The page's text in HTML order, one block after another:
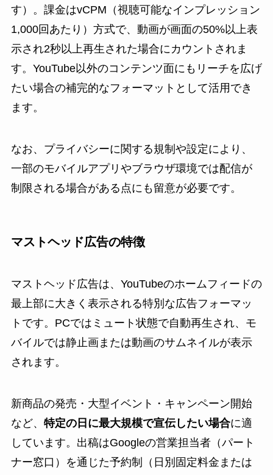
す）。課金はvCPM（視聴可能なインプレッション
1,000回あたり）方式で、動画が画面の50%以上表
示され2秒以上再生された場合にカウントされま
す。YouTube以外のコンテンツ面にもリーチを広げ
たい場合の補完的なフォーマットとして活用でき
ます。
なお、プライバシーに関する規制や設定により、
一部のモバイルアプリやブラウザ環境では配信が
制限される場合がある点にも留意が必要です。
マストヘッド広告の特徴
マストヘッド広告は、YouTubeのホームフィードの
最上部に大きく表示される特別な広告フォーマッ
トです。PCではミュート状態で自動再生され、モ
バイルでは静止画または動画のサムネイルが表示
されます。
新商品の発売・大型イベント・キャンペーン開始
など、 特定の日に最大規模で宣伝したい場合に適
しています。出稿はGoogleの営業担当者（パート
ナー窓口）を通じた予約制（日別固定料金または